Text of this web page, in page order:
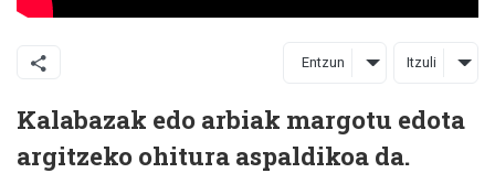
Entzun Itzuli
Kalabazak edo arbiak margotu edota
argitzeko ohitura aspaldikoa da.